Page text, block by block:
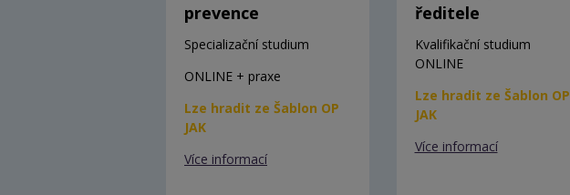
prevence
Specializační studium
ONLINE + praxe
Lze hradit ze Šablon OP
JAK
Více informací
ředitele
Kvalifikační studium
ONLINE
Lze hradit ze Šablon OP
JAK
Více informací